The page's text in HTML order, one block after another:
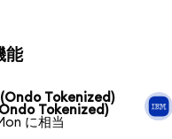
能
Tokenized)
Tokenized)
に相当